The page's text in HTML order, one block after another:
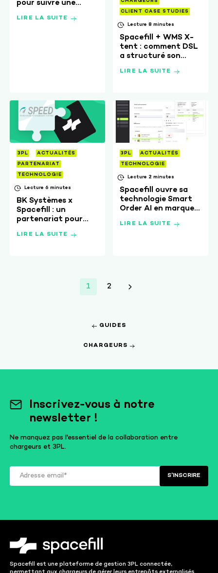
pour suivre une
préparation à la
LIRE LA SUITE
CLIENT CASE STUDIES
Lecture 8 minutes
Spacefill + WMS X-
tent : comment DSL
a structuré son
LIRE LA SUITE
3PL
ACTUALITÉS
PARTENARIAT
TECHNOLOGIE
Lecture 6 minutes
BK Systèmes x
Spacefill : un
partenariat pour
logistique 360 aux
LIRE LA SUITE
3PL
ACTUALITÉS
TECHNOLOGIE
Lecture 2 minutes
Spacefill ouvre sa
technologie Smart
Order AI en marque
LIRE LA SUITE
1 2
GUIDES
CHARGEURS
Inscrivez-vous à notre
newsletter !
Ne manquez pas l'essentiel de la collaboration entre
chargeurs et 3PL.
Spacefill est une plateforme de gestion 3PL connectée,